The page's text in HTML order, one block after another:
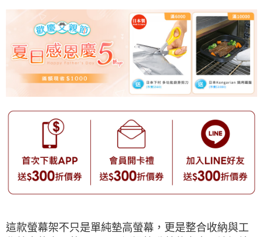
這款螢幕架不只是單純墊高螢幕，更是整合收納與工